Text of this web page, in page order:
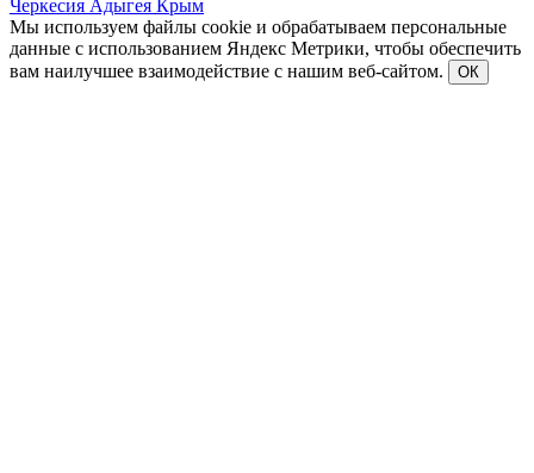
Черкесия Адыгея Крым
Мы используем файлы cookie и обрабатываем персональные
данные с использованием Яндекс Метрики, чтобы обеспечить
вам наилучшее взаимодействие с нашим веб-сайтом.
ОК